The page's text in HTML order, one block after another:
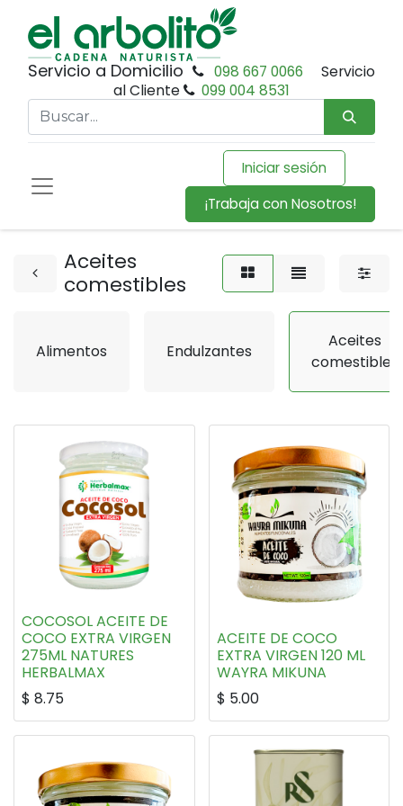
Servicio a Domicilio 098 667 0066
Servicio
al Cliente
099 004 8531
Iniciar sesión
¡Trabaja con Nosotros!
Aceites
comestibles
Alimentos Endulzantes
Aceites
comestibles
COCOSOL ACEITE DE
COCO EXTRA VIRGEN
275ML NATURES
HERBALMAX
$ 8.75
ACEITE DE COCO
EXTRA VIRGEN 120 ML
WAYRA MIKUNA
$ 5.00